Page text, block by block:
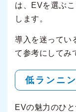
は、EVを選ぶ
します。
導入を迷ってい
て参考にしてみ
低ランニ
EVの魅力のひ